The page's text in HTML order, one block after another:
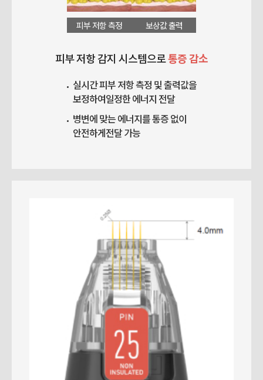
피부 저항 측정 보상값 출력
피부 저항 감지 시스템으로통증 감소
실시간 피부 저항 측정 및 출력값을
보정하여일정한 에너지 전달
병변에 맞는 에너지를 통증 없이
안전하게전달 가능